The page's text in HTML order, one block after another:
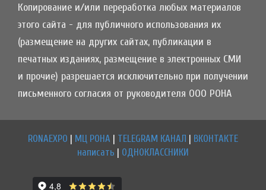
Копирование и/или переработка любых материалов
этого сайта - для публичного использования их
(размещение на других сайтах, публикации в
печатных изданиях, размещение в электронных СМИ
и прочие) разрешается исключительно при получении
письменного согласия от руководителя ООО РОНА
RONAEXPO | МЦ РОНА | TELEGRAM КАНАЛ | ВКОНТАКТЕ
написать | ОДНОКЛАССНИКИ